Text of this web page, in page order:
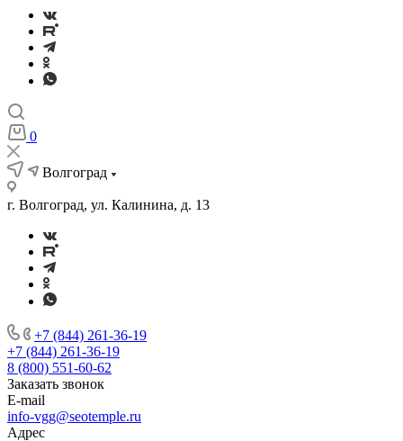
0
Волгоград
г. Волгоград, ул. Калинина, д. 13
+7 (844) 261-36-19
+7 (844) 261-36-19
8 (800) 551-60-62
Заказать звонок
E-mail
info-vgg@seotemple.ru
Адрес